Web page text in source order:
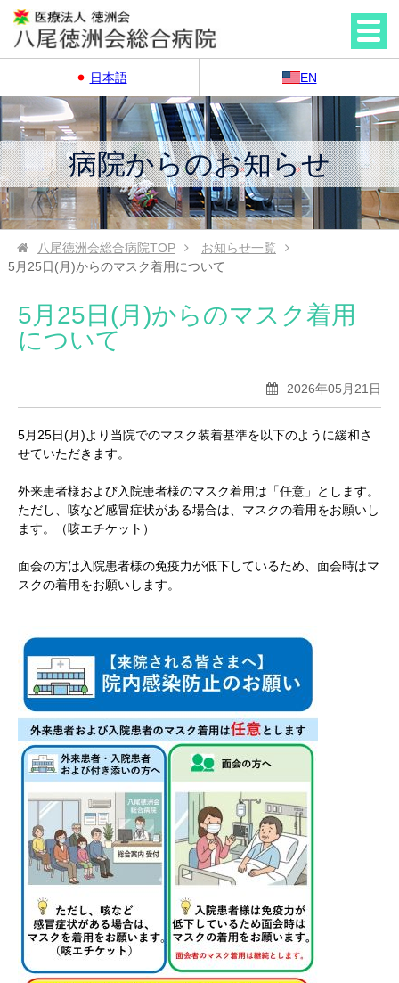
日本語 EN
病院からのお知らせ
八尾徳洲会総合病院TOP
お知らせ一覧
5月25日(月)からのマスク着用について
5月25日(月)からのマスク着用
について
2026年05月21日
5月25日(月)より当院でのマスク装着基準を以下のように緩和さ
せていただきます。
外来患者様および入院患者様のマスク着用は「任意」とします。
ただし、咳など感冒症状がある場合は、マスクの着用をお願いし
ます。（咳エチケット）
面会の方は入院患者様の免疫力が低下しているため、面会時はマ
スクの着用をお願いします。